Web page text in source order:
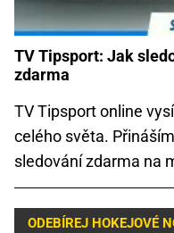
TV Tipsport: Jak
zdarma
TV Tipsport online
celého světa.
sledování zdarma na
ODEBÍREJ HOKEJOVÉ